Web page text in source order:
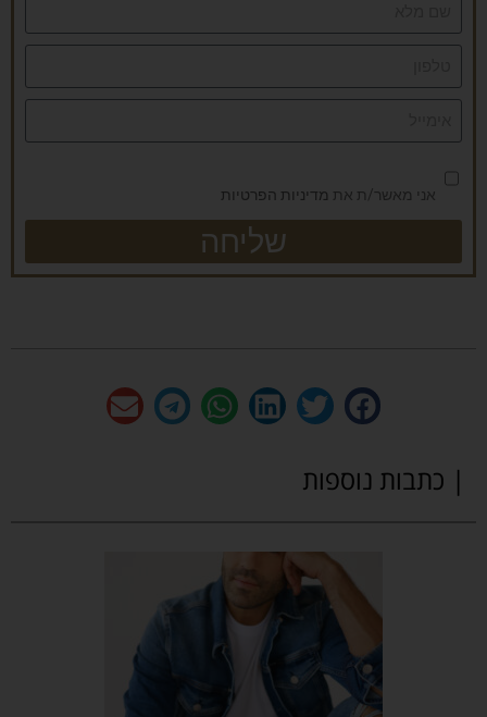
אני מאשר/ת את מדיניות הפרטיות
שליחה
| כתבות נוספות